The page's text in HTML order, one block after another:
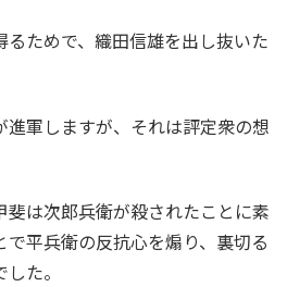
ためで、織田信雄を出し抜いた
軍しますが、それは評定衆の想
は次郎兵衛が殺されたことに素
平兵衛の反抗心を煽り、裏切る
た。